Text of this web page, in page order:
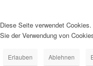
Diese Seite verwendet
Sie der Verwendung von
Erlauben Ablehnen